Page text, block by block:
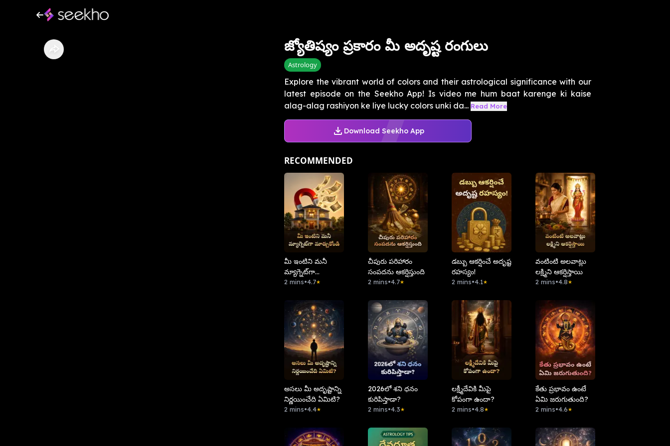
జ్యోతిష్యం ప్రకారం మీ అదృష్ట రంగులు
Astrology
Explore the vibrant world of colors and their astrological significance with our
latest episode on the Seekho App! Is video me hum baat karenge ki kaise
alag-alag rashiyon ke liye lucky colors unki da... Read More
Download Seekho App
RECOMMENDED
మీ ఇంటిని మనీ
మ్యాగ్నెట్‌గా
మార్చుకోండి
2 mins•4.7★
చీపురు పరిహారం
సంపదను ఆకర్షిస్తుంది
2 mins•4.7★
డబ్బు ఆకర్షించే అదృష్ట
రహస్యం!
2 mins•4.1★
వంటింటి అలవాట్లు
లక్ష్మిని ఆకర్షిస్తాయి
2 mins•4.8★
అసలు మీ అదృష్టాన్ని
నిర్ణయించేది ఏమిటి?
2 mins•4.4★
2026లో శని ధనం
కురిపిస్తాడా?
2 mins•4.3★
లక్ష్మీదేవికి మీపై
కోపంగా ఉందా?
2 mins•4.8★
కేతు ప్రభావం ఉంటే
ఏమి జరుగుతుంది?
2 mins•4.6★